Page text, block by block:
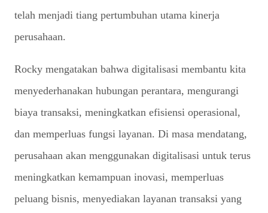
telah menjadi tiang pertumbuhan utama kinerja
perusahaan.
Rocky mengatakan bahwa digitalisasi membantu kita
menyederhanakan hubungan perantara, mengurangi
biaya transaksi, meningkatkan efisiensi operasional,
dan memperluas fungsi layanan. Di masa mendatang,
perusahaan akan menggunakan digitalisasi untuk terus
meningkatkan kemampuan inovasi, memperluas
peluang bisnis, menyediakan layanan transaksi yang